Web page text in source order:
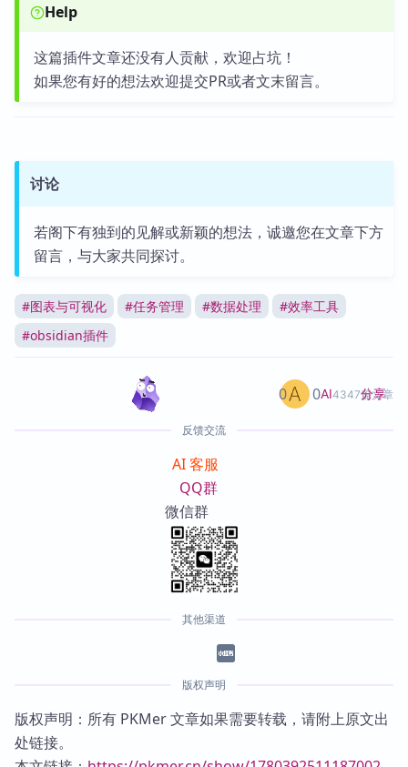
Help
这篇插件文章还没有人贡献，欢迎占坑！
如果您有好的想法欢迎提交PR或者文末留言。
讨论
若阁下有独到的见解或新颖的想法，诚邀您在文章下方
留言，与大家共同探讨。
#图表与可视化 #任务管理 #数据处理 #效率工具
#obsidian插件
AI4347篇文章
0 0 分享
反馈交流
AI 客服
QQ群
微信群
其他渠道
版权声明
版权声明：所有 PKMer 文章如果需要转载，请附上原文出
处链接。